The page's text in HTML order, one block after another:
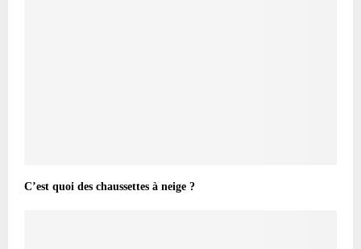
C’est quoi des chaussettes à neige ?